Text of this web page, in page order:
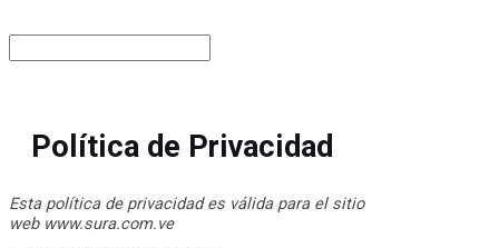
Política de Privacidad
Esta política de privacidad es válida para el sitio
web www.sura.com.ve